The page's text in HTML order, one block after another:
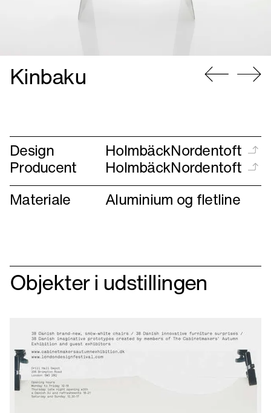
Kinbaku
Design HolmbäckNordentoft
Producent
HolmbäckNordentoft
Materiale
Aluminium og fletline
Objekter i udstillingen